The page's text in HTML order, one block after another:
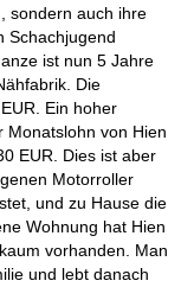
sondern auch ihre
Schachjugend
ist nun 5 Jahre
Die
Ein hoher
Monatslohn von Hien
EUR. Dies ist aber
Motorroller
und zu Hause die
Wohnung hat Hien
vorhanden. Man
und lebt danach